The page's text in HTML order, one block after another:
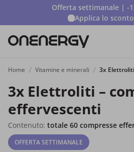
Offerta settimanale | -
Applica lo sconto
Home Vitamine e minerali
3x Elettroliti –
effervescenti
Contenuto: totale 60 compresse
OFFERTA SETTIMANALE